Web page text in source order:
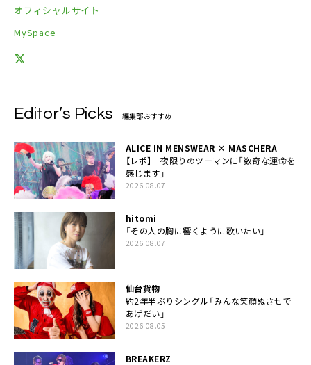
オフィシャルサイト
MySpace
Editor’s Picks 編集部おすすめ
ALICE IN MENSWEAR × MASCHERA
【レポ】一夜限りのツーマンに「数奇な運命を
感じます」
2026.08.07
hitomi
「その人の胸に響くように歌いたい」
2026.08.07
仙台貨物
約2年半ぶりシングル「みんな笑顔ぬさせで
あげだい」
2026.08.05
BREAKERZ